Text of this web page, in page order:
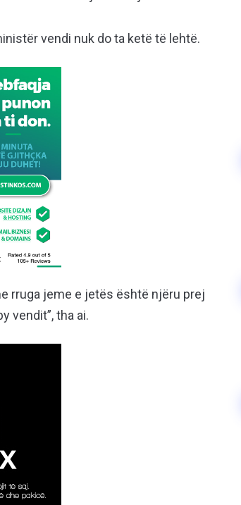
vendi nuk do ta ketë të lehtë.
rruga jeme e jetës është njëru prej
vendit”, tha ai.